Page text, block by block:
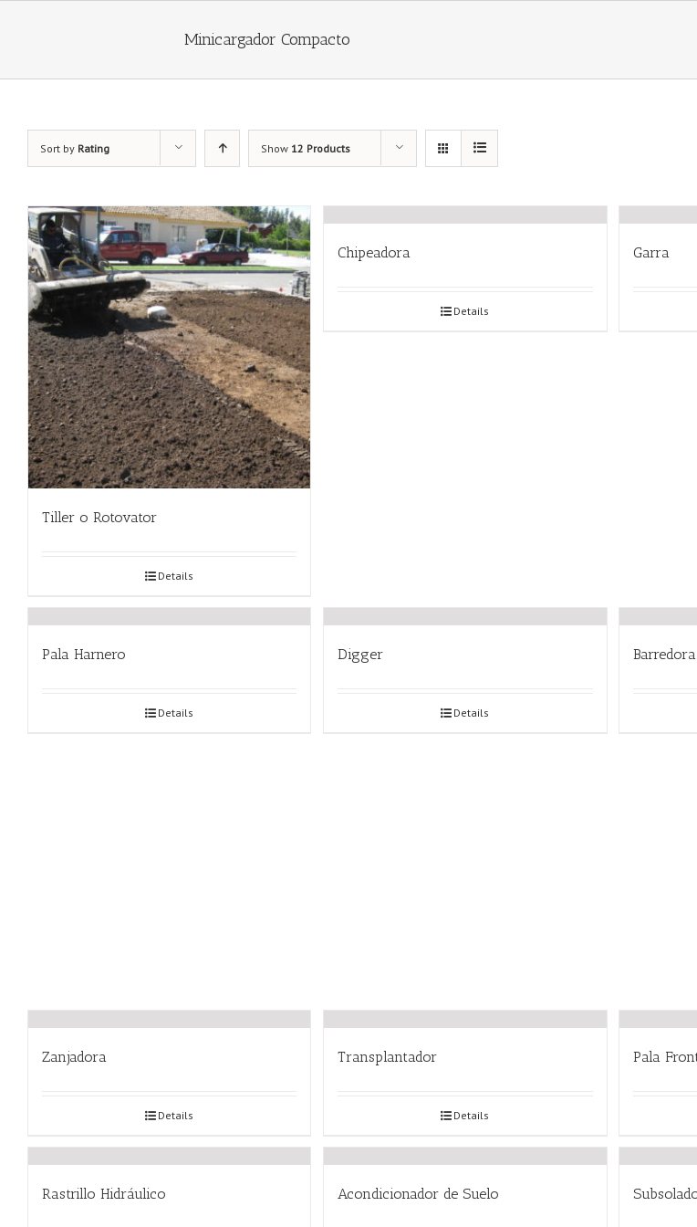
Minicargador Compacto
Sort by Rating Show 12 Products
Tiller o Rotovator
Details
Chipeadora
Details
Garra
Pala Harnero
Details
Digger
Details
Barredora
Zanjadora
Details
Transplantador
Details
Pala
Rastrillo Hidráulico Acondicionador de Suelo